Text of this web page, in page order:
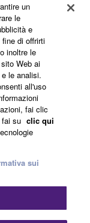
un
le
e
di offrirti
inoltre le
Web ai
le analisi.
all'uso
fai clic
su clic qui
sui